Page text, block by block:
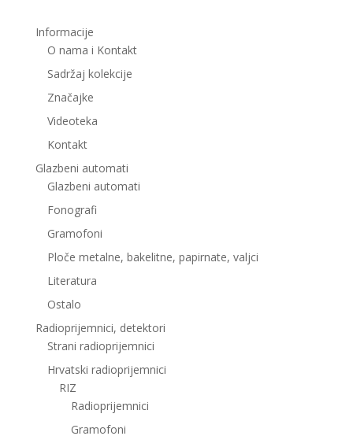
Informacije
O nama i Kontakt
Sadržaj kolekcije
Značajke
Videoteka
Kontakt
Glazbeni automati
Glazbeni automati
Fonografi
Gramofoni
Ploče metalne, bakelitne, papirnate, valjci
Literatura
Ostalo
Radioprijemnici, detektori
Strani radioprijemnici
Hrvatski radioprijemnici
RIZ
Radioprijemnici
Gramofoni